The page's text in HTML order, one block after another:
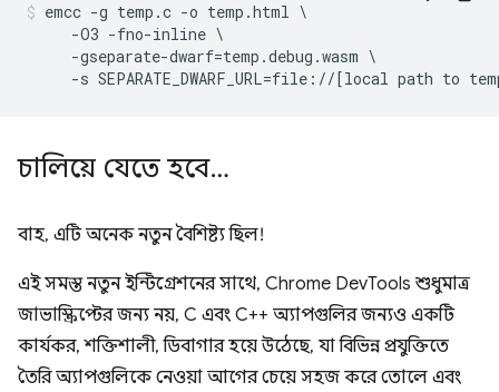
emcc -g temp.c -o temp.html \
     -O3 -fno-inline \
     -gseparate-dwarf=temp.debug.wasm \
চালিয়ে যেতে হবে…
বাহ, এটি অনেক নতুন বৈশিষ্ট্য ছিল!
এই সমস্ত নতুন ইন্টিগ্রেশনের সাথে, Chrome DevTools শুধুমাত্র
জাভাস্ক্রিপ্টের জন্য নয়, C এবং C++ অ্যাপগুলির জন্যও একটি
কার্যকর, শক্তিশালী, ডিবাগার হয়ে উঠেছে, যা বিভিন্ন প্রযুক্তিতে
তৈরি অ্যাপগুলিকে নেওয়া আগের চেয়ে সহজ করে তোলে এবং